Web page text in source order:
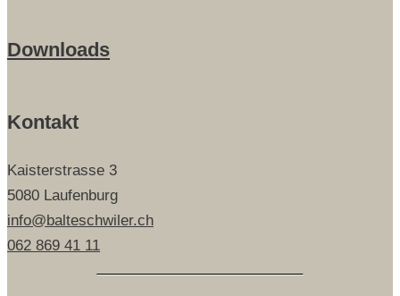
Downloads
Kontakt
Kaisterstrasse 3
5080 Laufenburg
info@balteschwiler.ch
062 869 41 11